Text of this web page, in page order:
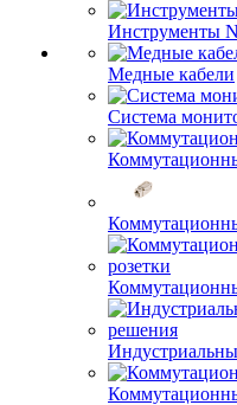
Инструменты
Медные кабели
Система